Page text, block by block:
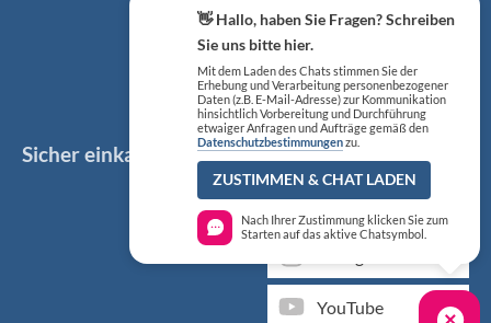
Sicher einkaufen Social Media
Facebook
YouTube
👋 Hallo, haben Sie Fragen? Schreiben
Sie uns bitte hier.
Mit dem Laden des Chats stimmen Sie der
Erhebung und Verarbeitung personenbezogener
Daten (z.B. E-Mail-Adresse) zur Kommunikation
hinsichtlich Vorbereitung und Durchführung
etwaiger Anfragen und Aufträge gemäß den
Datenschutzbestimmungenzu.
ZUSTIMMEN & CHAT LADEN
Nach Ihrer Zustimmung klicken Sie zum
Starten auf das aktive Chatsymbol.